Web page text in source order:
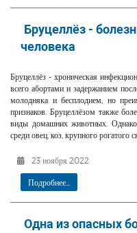
Бруцеллёз -
человека
Бруцеллёз - хроническая
всего абортами и задержанием
молодняка и бесплодием, но
признаков. Бруцеллёзом также
виды домашних животных. Однако
среди овец, коз, крупного рогатого
23 ноября 2022
Подробнее...
Одна из опасных